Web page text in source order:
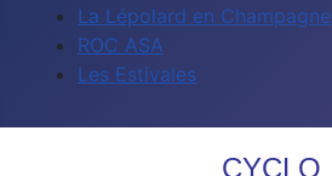
La Lépolard en Champagne
ROC ASA
Les Estivales
CYCLO